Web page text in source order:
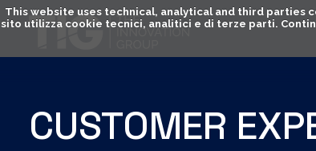
This website uses technical, analytical and third parties
sito utilizza cookie tecnici, analitici e di terze parti.
CUSTOMER